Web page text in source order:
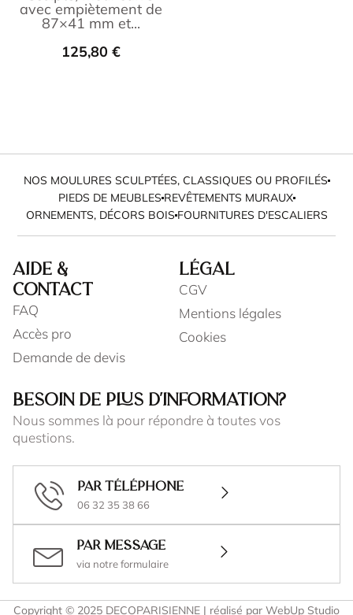
avec empiètement de
87×41 mm et...
125,80 €
NOS MOULURES SCULPTÉES, CLASSIQUES OU PROFILÉS
PIEDS DE MEUBLESREVÊTEMENTS MURAUX
ORNEMENTS, DÉCORS BOISFOURNITURES D'ESCALIERS
AIDE &
CONTACT
FAQ
Accès pro
Demande de devis
LÉGAL
CGV
Mentions légales
Cookies
BESOIN DE PLUS D'INFORMATION?
Nous sommes là pour répondre à toutes vos
questions.
Par téléphone
06 32 35 38 66
Par message
via notre formulaire
Copyright © 2025 DECOPARISIENNE | réalisé par WebUp Studio